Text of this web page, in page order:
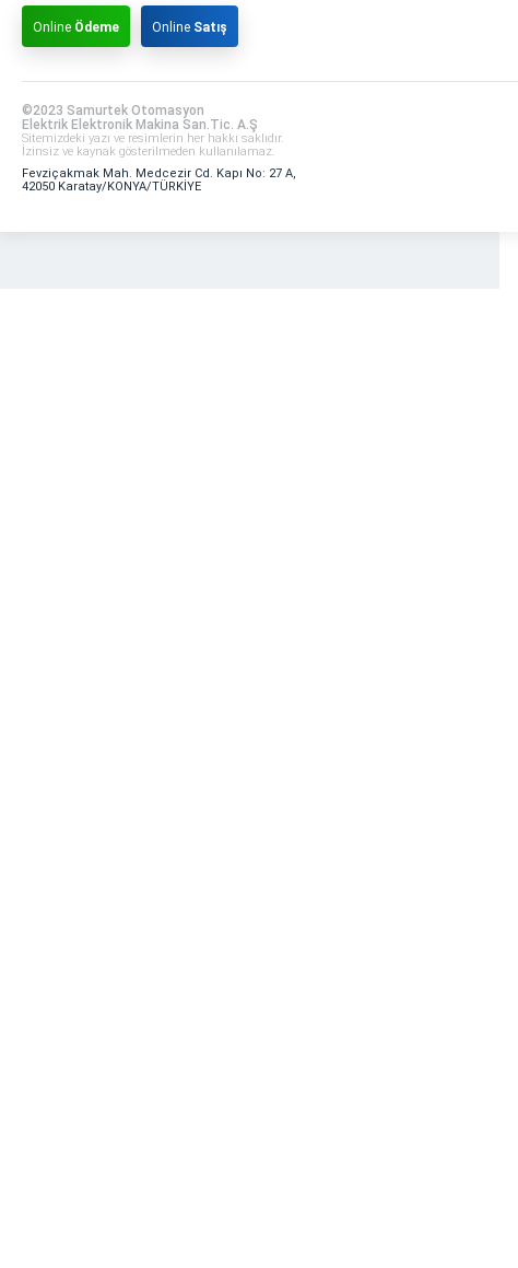
Online Ödeme Online Satış
©2023 Samurtek Otomasyon
Elektrik Elektronik Makina San.Tic. A.Ş
Sitemizdeki yazı ve resimlerin her hakkı saklıdır.
İzinsiz ve kaynak gösterilmeden kullanılamaz.
Fevziçakmak Mah. Medcezir Cd. Kapı No: 27 A,
42050 Karatay/KONYA/TÜRKİYE